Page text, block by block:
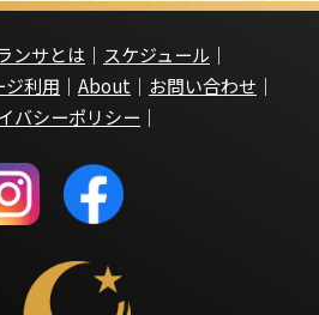
ンサとは ｜ スケジュール ｜
ジ利用 ｜ About ｜ お問い合わせ ｜
バシーポリシー ｜